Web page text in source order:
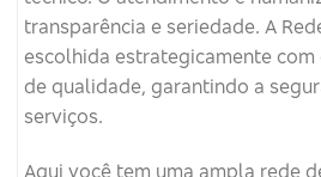
transparência e seriedade. A
escolhida estrategicamente
de qualidade, garantindo a
serviços.
Aqui você tem uma ampla rede